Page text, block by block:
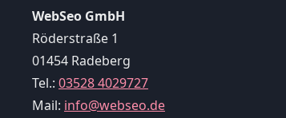
WebSeo GmbH
Röderstraße 1
01454 Radeberg
Tel.: 03528 4029727
Mail: info@webseo.de